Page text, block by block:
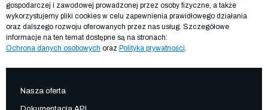
gospodarczej i zawodowej prowadzonej przez osoby fizyczne, a także
wykorzystujemy pliki cookies w celu zapewnienia prawidłowego działania
oraz dalszego rozwoju oferowanych przez nas usług. Szczegółowe
informacje na ten temat dostępne są na stronach:
Ochrona danych osobowych oraz Polityka prywatności.
Nasza oferta